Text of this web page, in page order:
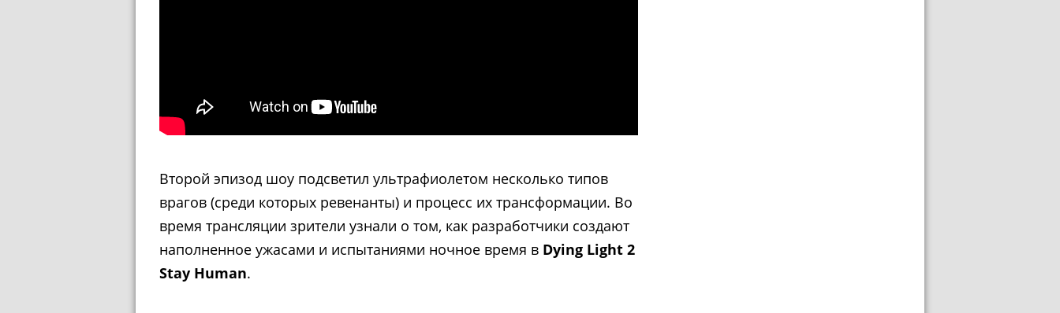
Второй эпизод шоу подсветил ультрафиолетом несколько типов
врагов (среди которых ревенанты) и процесс их трансформации. Во
время трансляции зрители узнали о том, как разработчики создают
наполненное ужасами и испытаниями ночное время в Dying Light 2
Stay Human.